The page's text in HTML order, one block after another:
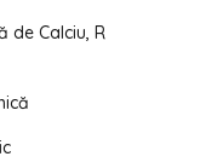
de Calciu, R